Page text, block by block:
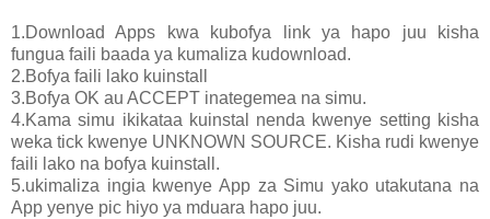
1.Download Apps kwa kubofya link ya hapo juu kisha
fungua faili baada ya kumaliza kudownload.
2.Bofya faili lako kuinstall
3.Bofya OK au ACCEPT inategemea na simu.
4.Kama simu ikikataa kuinstal nenda kwenye setting kisha
weka tick kwenye UNKNOWN SOURCE. Kisha rudi kwenye
faili lako na bofya kuinstall.
5.ukimaliza ingia kwenye App za Simu yako utakutana na
App yenye pic hiyo ya mduara hapo juu.